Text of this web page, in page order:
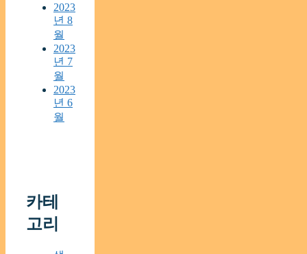
2023
년 8
월
2023
년 7
월
2023
년 6
월
카테
고리